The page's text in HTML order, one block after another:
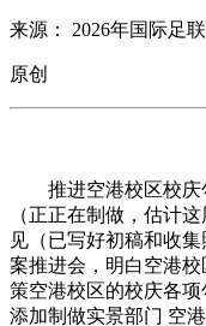
来源： 2026年国际足
原创
推进空港校区校庆
（正正在制做，估计
见（已写好初稿和收
案推进会，明白空港
策空港校区的校庆各项
添加制做实景部门 空